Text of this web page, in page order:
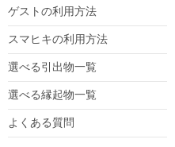
ゲストの利用方法
スマヒキの利用方法
選べる引出物一覧
選べる縁起物一覧
よくある質問